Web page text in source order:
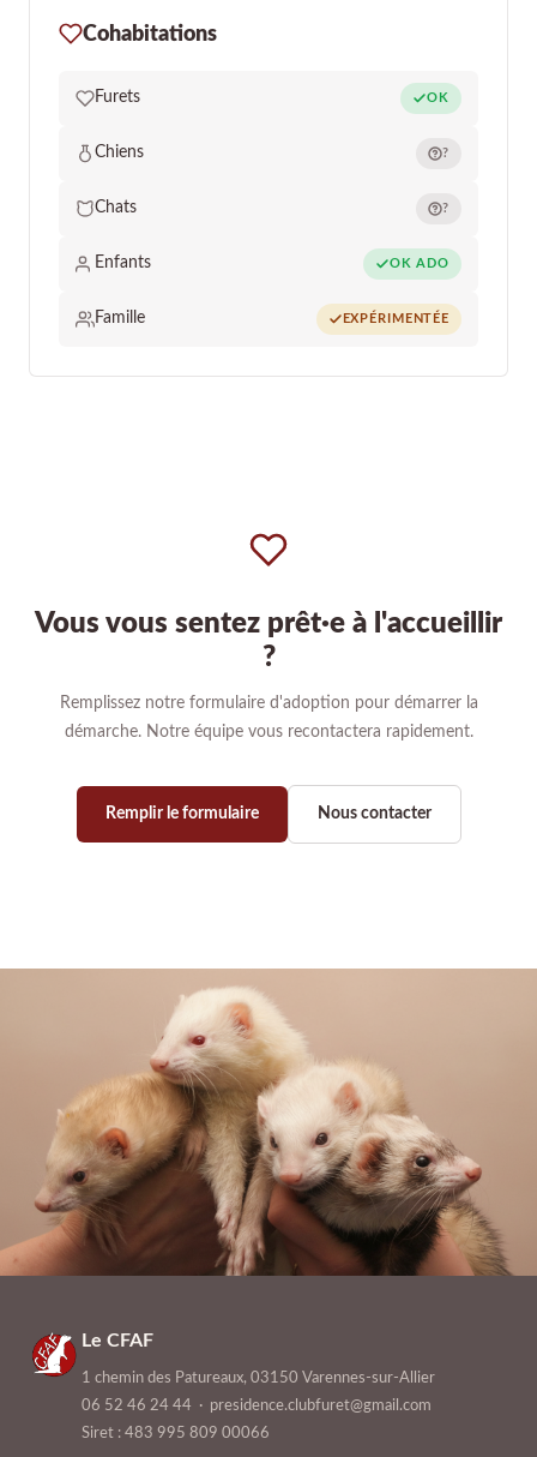
Cohabitations
Furets OK
Chiens ?
Chats ?
Enfants OK ADO
Famille EXPÉRIMENTÉE
Vous vous sentez prêt·e à l'accueillir
?
Remplissez notre formulaire d'adoption pour démarrer la
démarche. Notre équipe vous recontactera rapidement.
Remplir le formulaire Nous contacter
Le CFAF
1 chemin des Patureaux, 03150 Varennes-sur-Allier
06 52 46 24 44 · presidence.clubfuret@gmail.com
Siret : 483 995 809 00066